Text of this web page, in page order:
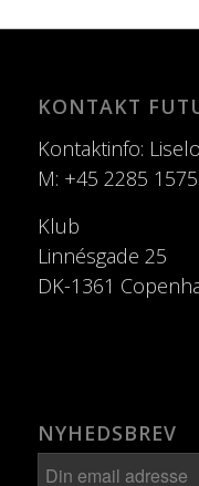
KONTAKT
Kontaktinfo:
M: +45 2285
Klub
Linnésgade 25
DK-1361
NYHEDSBREV